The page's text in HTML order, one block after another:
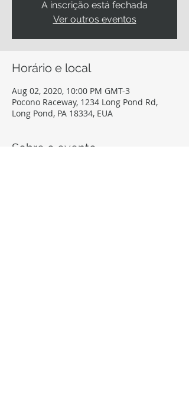
A inscrição está fechada
Ver outros eventos
Horário e local
Aug 02, 2020, 10:00 PM GMT-3
Pocono Raceway, 1234 Long Pond Rd,
Long Pond, PA 18334, EUA
Sobre o evento